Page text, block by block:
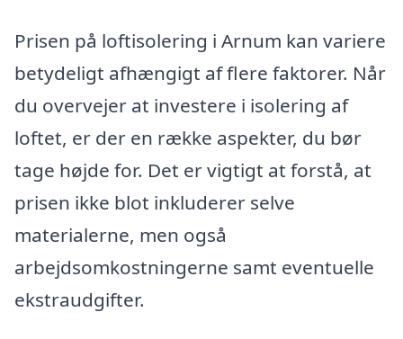
Prisen på loftisolering i Arnum kan variere
betydeligt afhængigt af flere faktorer. Når
du overvejer at investere i isolering af
loftet, er der en række aspekter, du bør
tage højde for. Det er vigtigt at forstå, at
prisen ikke blot inkluderer selve
materialerne, men også
arbejdsomkostningerne samt eventuelle
ekstraudgifter.